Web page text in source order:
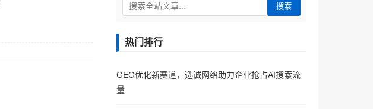
搜索
热门排行
GEO优化新赛道，选诚网络助力企业抢占AI搜索流
量